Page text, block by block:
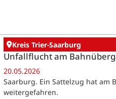
Kreis Trier-Saarburg
Unfallflucht am
20.05.2026
Saarburg. Ein Sattelzug hat am
weitergefahren.